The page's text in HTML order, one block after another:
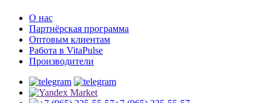
О нас
Партнёрская программа
Оптовым клиентам
Работа в VitaPulse
Производители